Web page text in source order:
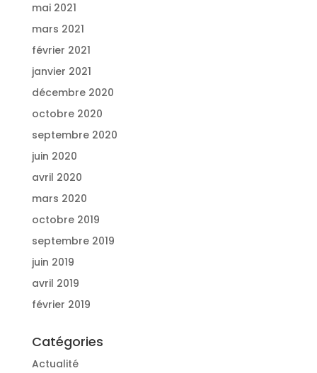
mai 2021
mars 2021
février 2021
janvier 2021
décembre 2020
octobre 2020
septembre 2020
juin 2020
avril 2020
mars 2020
octobre 2019
septembre 2019
juin 2019
avril 2019
février 2019
Catégories
Actualité